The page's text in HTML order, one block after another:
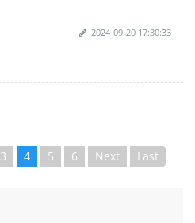
2024-09-20 17:30:33
3 4 5 6 Next Last